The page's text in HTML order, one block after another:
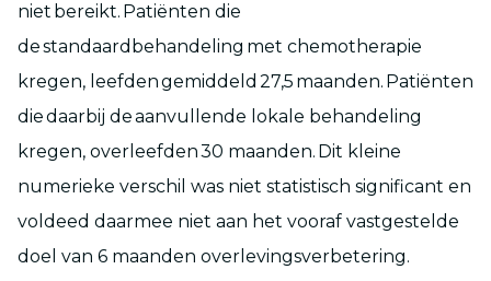
niet bereikt. Patiënten die
de standaardbehandeling met chemotherapie
kregen, leefden gemiddeld 27,5 maanden. Patiënten
die daarbij de aanvullende lokale behandeling
kregen, overleefden 30 maanden. Dit kleine
numerieke verschil was niet statistisch significant en
voldeed daarmee niet aan het vooraf vastgestelde
doel van 6 maanden overlevingsverbetering.